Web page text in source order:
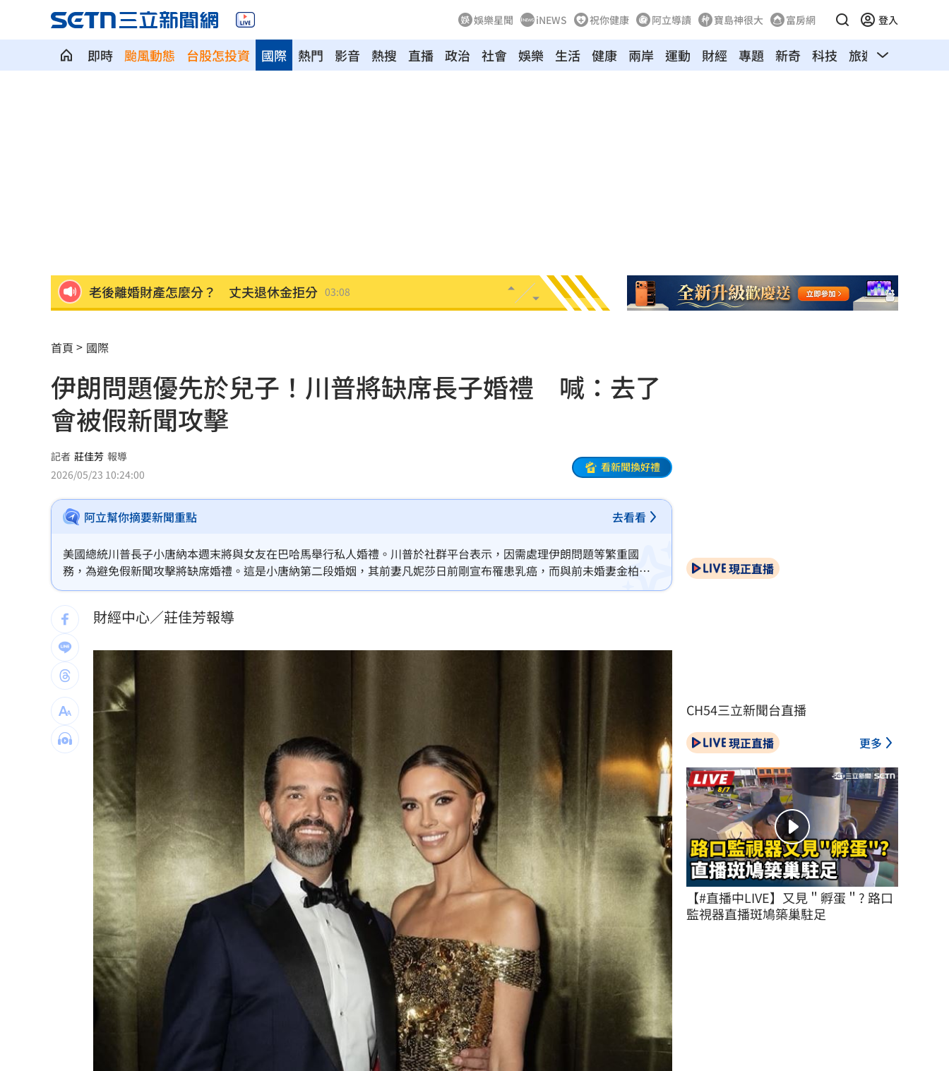
娛樂星聞 iNEWS 祝你健康 阿立導讀 寶島神很大 富房網 登入
即時 颱風動態 台股怎投資 熱門 影音 熱搜 直播 政治 社會 娛樂 生活 健康
國際 兩岸 運動 財經 專題 新奇 科技 旅遊 汽車
老後離婚財產怎麼分？ 丈夫退休金拒分 03:08
賓士S500擋浩劫！車主這話暖哭全網
台股暴跌誰最能扛 高含金這幾檔繳正報酬 01:45
Q2獲利年增221% 愛普*EPS衝4.18元！
宏福苑大火調查出爐！菸頭引燃施工雜物
定投10年翻逾5倍 這檔吸引存股族卡位！
新／四指齊揚！台指期飆破500點
慈濟遭詐10.6億元！全款拿回解方曝 00:47
樂天女孩淚揭往事 愛意表達障礙遭重擊
一張百萬太貴！他公開高價股買法：賺30萬 00:36
獨／海外遊學增強外語 台人夯英、美、加
長尾獼猴失控狂襲居民！官方追查異常原因
伊波拉失控！專家憂病毒恐已突變 00:23
台灣彩券開獎直播中
LIVE三立+24小時直播 15:27
三立iNEWS新聞台線上直播 18:00
商場戰國來臨 台中「頂奢大道」逐漸成形 12:00
台彩父親節推新刮刮樂千萬頭獎超「爸」氣 12:00
「拍片人的多重宇宙」職涯論壇9/12登場！ 10:30
8國球員齊聚高雄 Formosa 7s掀足球熱潮 10:00
理想混蛋號召粉絲跨海追星吃美食！ 18:15
首頁 國際
伊朗問題優先於兒子！川普將缺席長子婚禮 喊：去了
會被假新聞攻擊
記者 莊佳芳 報導
2026/05/23 10:24:00
看新聞換好禮
阿立幫你摘要新聞重點 去看看
美國總統川普長子小唐納本週末將與女友在巴哈馬舉行私人婚禮。川普於社群平台表示，因需處理伊朗問題等繁重國
務，為避免假新聞攻擊將缺席婚禮。這是小唐納第二段婚姻，其前妻凡妮莎日前剛宣布罹患乳癌，而與前未婚妻金柏莉
的四年婚約也於前年底畫下句點。這場川普家族婚禮因總統缺席及成員感情動向，引發外界高度關注與熱議。
財經中心／莊佳芳報導
現正直播
CH54三立新聞台直播
現正直播 更多
【#直播中LIVE】又見＂孵蛋＂? 路口
監視器直播斑鳩築巢駐足